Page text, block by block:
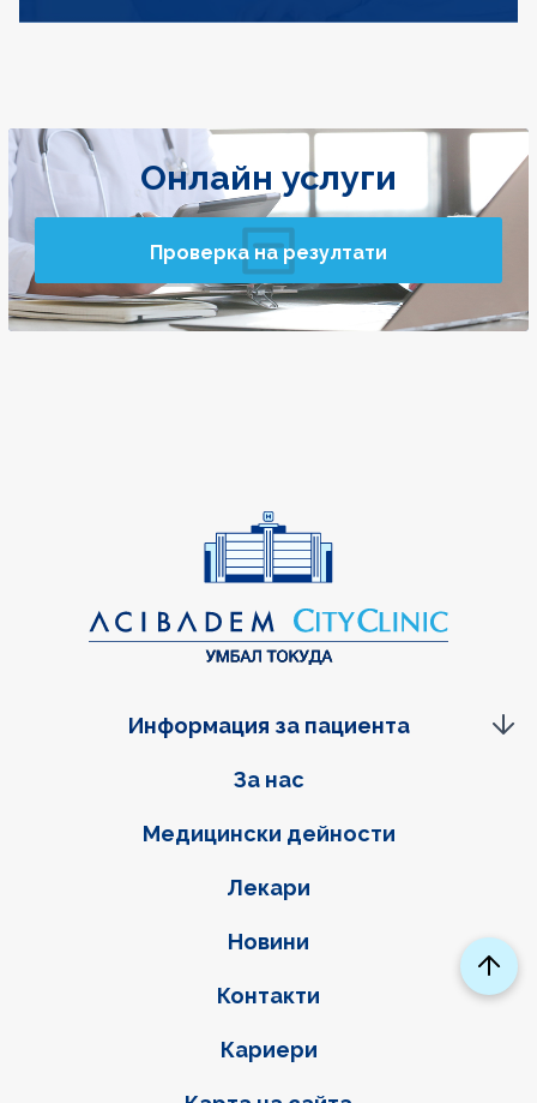
Онлайн услуги
Проверка на резултати
Фуутер навигация
За нас
Медицински дейности
Лекари
Новини
Контакти
Кариери
Информация за пациента